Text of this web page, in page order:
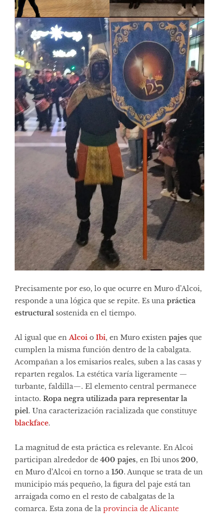
Precisamente por eso, lo que ocurre en Muro d’Alcoi,
responde a una lógica que se repite. Es una práctica
estructural sostenida en el tiempo.
Al igual que enAlcoi o Ibi, en Muro existen pajes que
cumplen la misma función dentro de la cabalgata.
Acompañan a los emisarios reales, suben a las casas y
reparten regalos. La estética varía ligeramente —
turbante, faldilla—. El elemento central permanece
intacto. Ropa negra utilizada para representar la
piel. Una caracterización racializada que constituye
blackface.
La magnitud de esta práctica es relevante. En Alcoi
participan alrededor de 400 pajes, en Ibi unos 200,
en Muro d’Alcoi en torno a 150. Aunque se trata de un
municipio más pequeño, la figura del paje está tan
arraigada como en el resto de cabalgatas de la
comarca. Esta zona de la provincia de Alicante